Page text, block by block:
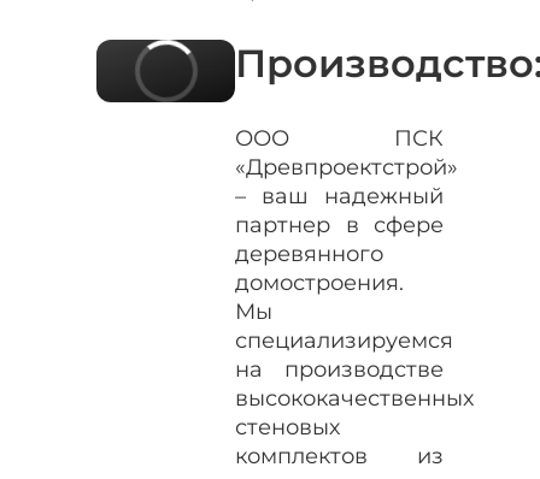
ООО ПСК
«Древпроектстрой»
– ваш надежный
партнер в сфере
деревянного
домостроения.
Мы
специализируемся
на производстве
высококачественных
стеновых
комплектов из